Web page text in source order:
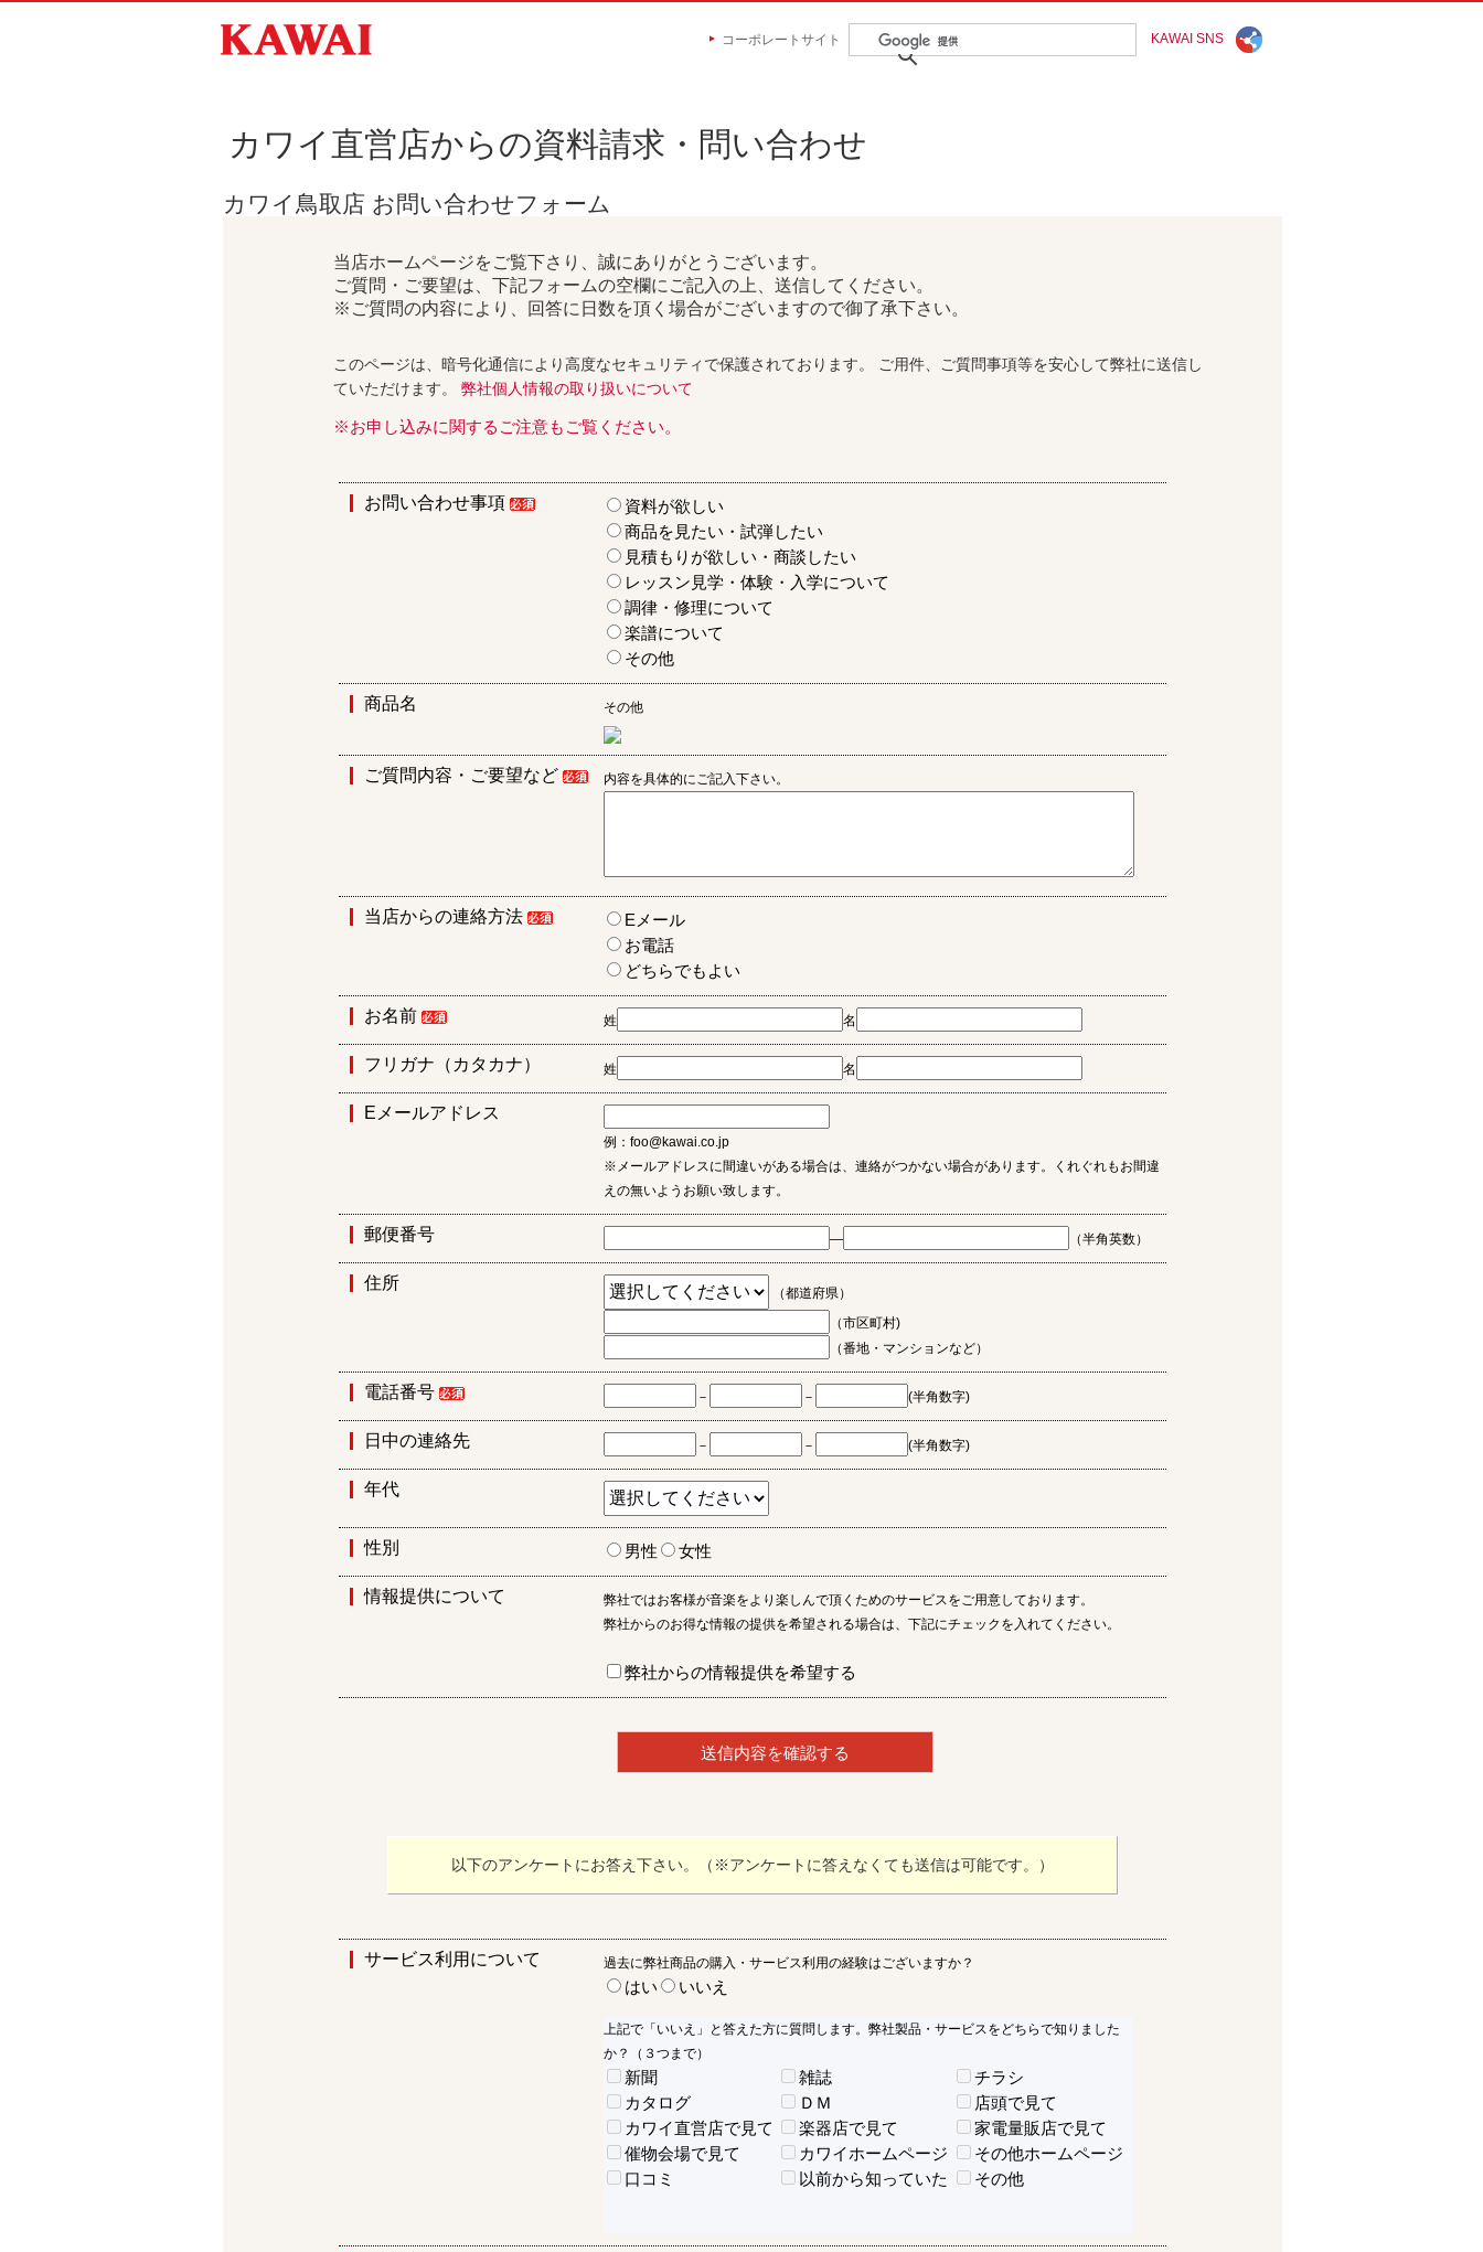
コーポレートサイト KAWAI SNS
カワイ直営店からの資料請求・問い合わせ
カワイ鳥取店 お問い合わせフォーム
当店ホームページをご覧下さり、誠にありがとうございます。
ご質問・ご要望は、下記フォームの空欄にご記入の上、送信してください。
※ご質問の内容により、回答に日数を頂く場合がございますので御了承下さい。
このページは、暗号化通信により高度なセキュリティで保護されております。 ご用件、ご質問事項等を安心して弊社に送信し
ていただけます。 弊社個人情報の取り扱いについて
※お申し込みに関するご注意もご覧ください。
お問い合わせ事項
資料が欲しい
商品を見たい・試弾したい
見積もりが欲しい・商談したい
レッスン見学・体験・入学について
調律・修理について
楽譜について
その他
商品名 その他
ご質問内容・ご要望など 内容を具体的にご記入下さい。
当店からの連絡方法
Eメール
お電話
どちらでもよい
お名前 姓 名
フリガナ（カタカナ） 姓 名
Eメールアドレス
例：foo@kawai.co.jp
※メールアドレスに間違いがある場合は、連絡がつかない場合があります。くれぐれもお間違
えの無いようお願い致します。
郵便番号 ― （半角英数）
住所
（都道府県）
（市区町村)
（番地・マンションなど）
電話番号 － － (半角数字)
日中の連絡先 － － (半角数字)
年代
性別 男性 女性
情報提供について
弊社ではお客様が音楽をより楽しんで頂くためのサービスをご用意しております。
弊社からのお得な情報の提供を希望される場合は、下記にチェックを入れてください。
弊社からの情報提供を希望する
以下のアンケートにお答え下さい。（※アンケートに答えなくても送信は可能です。）
サービス利用について 過去に弊社商品の購入・サービス利用の経験はございますか？
はい いいえ
上記で「いいえ」と答えた方に質問します。弊社製品・サービスをどちらで知りました
か？（３つまで）
新聞 雑誌
チラシ
カタログ
ＤＭ
店頭で見て
カワイ直営店で見て
楽器店で見て
家電量販店で見て
催物会場で見て
カワイホームページ
その他ホームページ
口コミ
以前から知っていた その他